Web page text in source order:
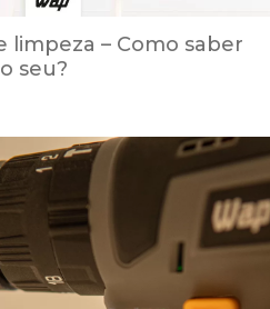
limpeza – Como saber
seu?